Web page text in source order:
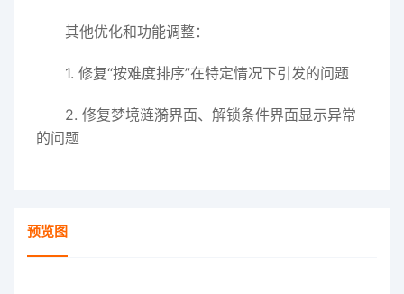
其他优化和功能调整：
1. 修复“按难度排序”在特定情况下引发的问题
2. 修复梦境涟漪界面、解锁条件界面显示异常
的问题
预览图